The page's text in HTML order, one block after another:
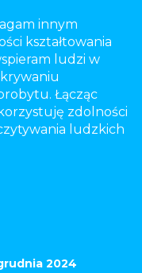
innym
kształtowania
ludzi w
Łącząc
zdolności
ludzkich
2024